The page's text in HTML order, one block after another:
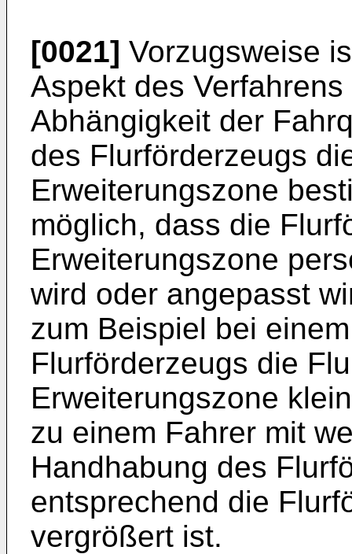
[0021] Vorzugsweise
Aspekt des
Abhängigkeit der
des Flurförderzeugs
Erweiterungszone
möglich, dass die
Erweiterungszone
wird oder angepasst
zum Beispiel bei
Flurförderzeugs die
Erweiterungszone
zu einem Fahrer mit
Handhabung des
entsprechend die
vergrößert ist.